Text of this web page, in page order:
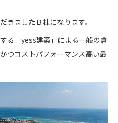
きましたＢ棟になります。
る「yess建築」による一般の倉
つコストパフォーマンス高い最